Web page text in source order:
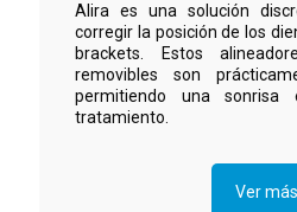
Alira es una solución
corregir la posición de los
brackets. Estos
removibles son
permitiendo una sonrisa
tratamiento.
Ver más